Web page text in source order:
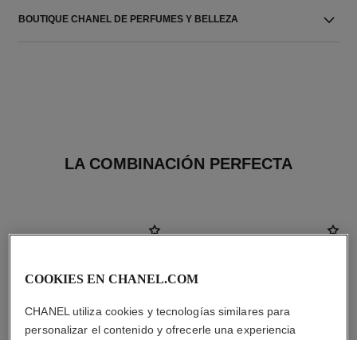
BOUTIQUE CHANEL DE PERFUMES Y BELLEZA
LA COMBINACIÓN PERFECTA
COOKIES EN CHANEL.COM
CHANEL utiliza cookies y tecnologías similares para
personalizar el contenido y ofrecerle una experiencia